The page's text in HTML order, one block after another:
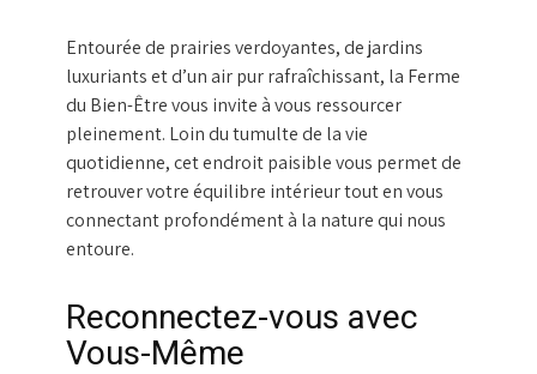
Entourée de prairies verdoyantes, de jardins
luxuriants et d’un air pur rafraîchissant, la Ferme
du Bien-Être vous invite à vous ressourcer
pleinement. Loin du tumulte de la vie
quotidienne, cet endroit paisible vous permet de
retrouver votre équilibre intérieur tout en vous
connectant profondément à la nature qui nous
entoure.
Reconnectez-vous avec
Vous-Même